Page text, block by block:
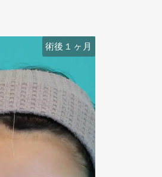
術後６ヶ月 術前
術後１ヶ月